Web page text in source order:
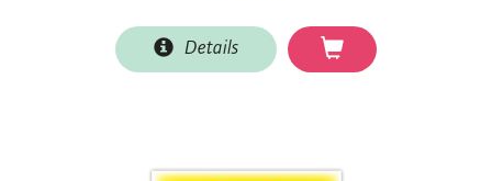
Details